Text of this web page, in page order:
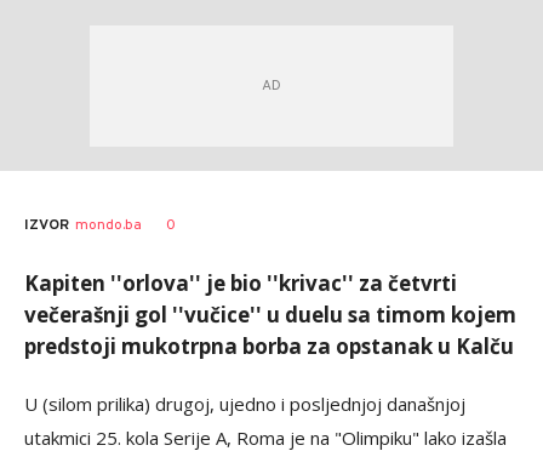
IZVOR mondo.ba 0
Kapiten ''orlova'' je bio ''krivac'' za četvrti
večerašnji gol ''vučice'' u duelu sa timom kojem
predstoji mukotrpna borba za opstanak u Kalču
U (silom prilika) drugoj, ujedno i posljednjoj današnjoj
utakmici 25. kola Serije A, Roma je na "Olimpiku" lako izašla